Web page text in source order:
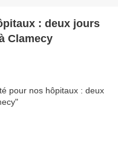
: deux jours
Clamecy